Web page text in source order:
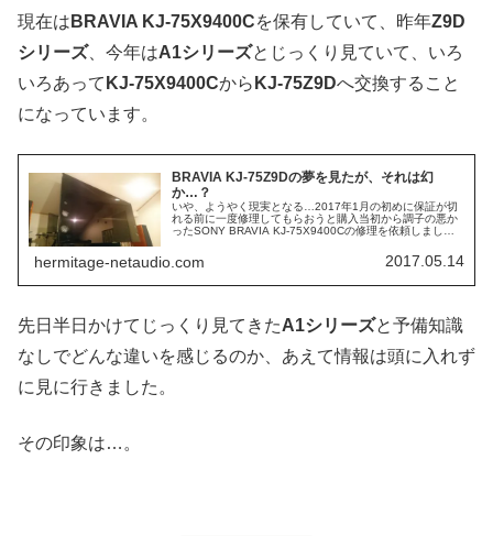
現在は BRAVIA KJ-75X9400Cを保有していて、昨年Z9D
シリーズ、今年はA1シリーズとじっくり見ていて、いろ
いろあって KJ-75X9400Cから KJ-75Z9Dへ交換すること
になっています。
BRAVIA KJ-75Z9Dの夢を見たが、それは幻
か…？
いや、ようやく現実となる…2017年1月の初めに保証が切
れる前に一度修理してもらおうと購入当初から調子の悪か
ったSONY BRAVIA KJ-75X9400Cの修理を依頼しまし
hermitage-netaudio.com 2017.05.14
先日半日かけてじっくり見てきたA1シリーズと予備知識
なしでどんな違いを感じるのか、あえて情報は頭に入れず
に見に行きました。
その印象は…。